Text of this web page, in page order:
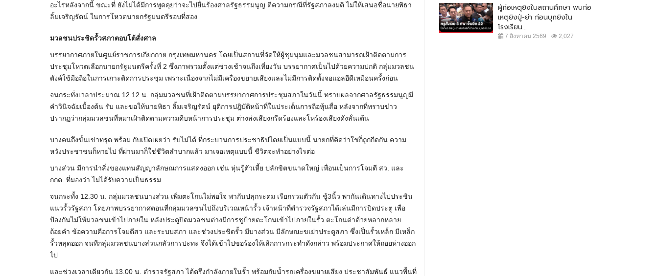
อะไรหลังจากนี้ ขณะที่ ยังไม่ได้มีการพูดคุยว่าจะไปยื่นร้องศาลรัฐธรรมนูญ ตีความกรณีที่รัฐสภาลงมติ ไม่ให้เสนอชื่อนายพิธา
ลิ้มเจริญรัตน์ ในการโหวตนายกรัฐมนตรีรอบที่สอง
มวลชนประชิดรั้วสภาตอบโต้สั่งศาล
บรรยากาศภายในศูนย์ราชการเกียกกาย กรุงเทพมหานคร โดยเป็นสถานที่จัดให้ผู้ชุมนุมและมวลชนสามารถเฝ้าติดตามการ
ประชุมโหวตเลือกนายกรัฐมนตรีครั้งที่ 2 ซึ่งภาพรวมตั้งแต่ช่วงเช้าจนถึงเที่ยงวัน บรรยากาศเป็นไปด้วยความปกติ กลุ่มมวลชน
ตังค์ใช้มือถือในการเกาะติดการประชุม เพราะเนื่องจากไม่มีเครื่องขยายเสียงและไม่มีการติดตั้งจอแอลอีดีเหมือนครั้งก่อน
จนกระทั่งเวลาประมาณ 12.12 น. กลุ่มมวลชนที่เฝ้าติดตามบรรยากาศการประชุมสภาในวันนี้ ทราบผลจากศาลรัฐธรรมนูญมี
คำวินิจฉัยเบื้องต้น รับ และขอให้นายพิธา ลิ้มเจริญรัตน์ ยุติการปฎิบัติหน้าที่ในประเด็นการถือหุ้นสื่อ หลังจากที่ทราบข่าว
ปรากฏว่ากลุ่มมวลชนที่หมาเฝ้าติดตามความคืบหน้าการประชุม ต่างส่งเสียงกรีดร้องและโหร้องเสียงดังลั่นเต้น
บางคนถึงขั้นเข่าทรุด พร้อม กับเปิดเผยว่า รับไม่ได้ ที่กระบวนการประชาธิปไตยเป็นแบบนี้ นายกที่คิดว่าใช่ก็ถูกกีดกัน ความ
หวังประชาชนก็หายไป ที่ผ่านมาก็ใช่ชีวิตลำบากแล้ว มาเจอเหตุแบบนี้ ชีวิตจะทำอย่างไรต่อ
บางส่วน มีการนำสิ่งของแทนสัญญาลักษณการแสดงออก เช่น หุ่นรู้ตัวเหี้ย ปลักขิตขนาดใหญ่ เพื่อนเป็นการโจมตี สว. และ
กกต. ที่มองว่า ไม่ได้รับความเป็นธรรม
จนกระทั้ง 12.30 น. กลุ่มมวลชนบางส่วน เพิ่มตะโกนไม่พอใจ พากันปลุกระดม เรียกรวมตัวกัน ชู้3นิ้ว พากันเดินทางไปประชิน
แนวรั้วรัฐสภา โดยภาพบรรยากาศตอนที่กลุ่มมวลชนไปถึงบริเวณหน้ารั้ว เจ้าหน้าที่ตำรวจรัฐสภาได้เล่นมีการปิดประตู เพื่อ
ป้องกันไม่ให้มวลชนเข้าไปภายใน หลังประตูปิดมวลชนต่างมีการชูป้ายตะโกนเข้าไปภายในรั้ว ตะโกนด่าด้วยหลากหลาย
ถ้อยคำ ข้อความคือการโจมตีสว และระบบสภา และช่วงประชิดรั้ว มีบางส่วน มีลักษณะขเย่าประตูสภา ซึ่งเป็นรั้วเหล็ก มีเหล็ก
รั้วหลุดออก จนทีกลุ่มมวลชนบางส่วนกลัวการปะทะ จึงได้เข้าไปขอร้องให้เลิกการกระทำดังกล่าว พร้อมประกาศให้ถอยห่างออก
ไป
และช่วงเวลาเดียวกัน 13.00 น. ตำรวจรัฐสภา ได้ตรึงกำลังภายในรั้ว พร้อมกับน้ำรถเครื่องขยายเสียง ประชาสัมพันธ์ แนวพื้นที่
ผู้ก่อเหตุยิงในสถานศึกษา พบก่อ
เหตุยิงปู่-ย่า ก่อนบุกยิงใน
โรงเรียน...
7 สิงหาคม 2569 2,027